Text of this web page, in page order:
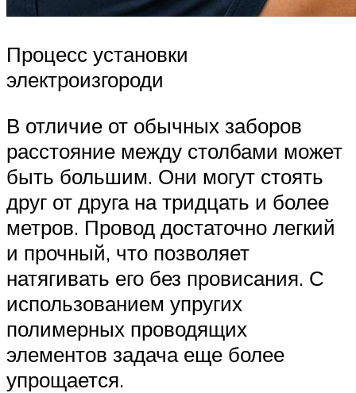
Процесс установки
электроизгороди
В отличие от обычных заборов
расстояние между столбами может
быть большим. Они могут стоять
друг от друга на тридцать и более
метров. Провод достаточно легкий
и прочный, что позволяет
натягивать его без провисания. С
использованием упругих
полимерных проводящих
элементов задача еще более
упрощается.